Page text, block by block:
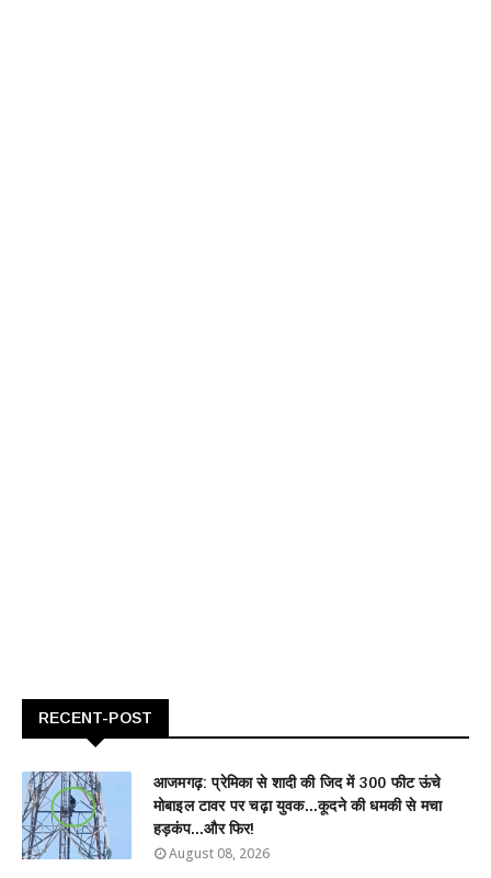
RECENT-POST
आजमगढ़: प्रेमिका से शादी की जिद में 300 फीट ऊंचे
मोबाइल टावर पर चढ़ा युवक...कूदने की धमकी से मचा
हड़कंप...और फिर!
August 08, 2026